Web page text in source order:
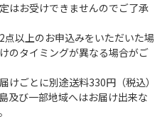
はお受けできませんのでご了承
以上のお申込みをいただいた場
のタイミングが異なる場合がご
けごとに別途送料330円（税込）
及び一部地域へはお届け出来な